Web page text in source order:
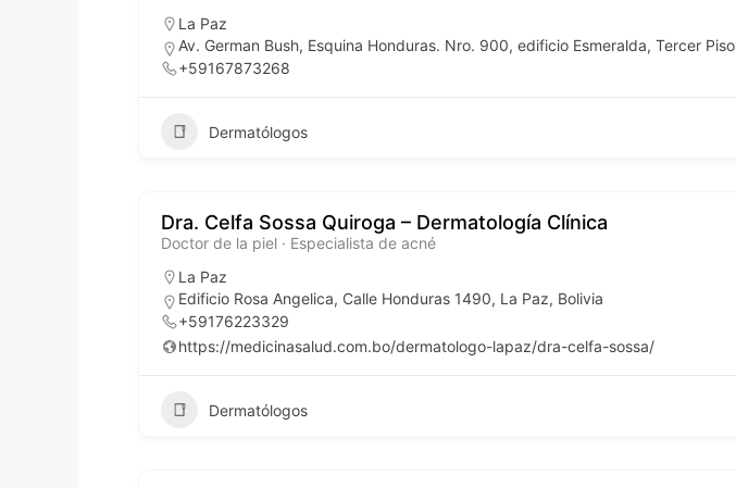
La Paz
Av. German Bush, Esquina Honduras. Nro. 900, edificio Esmeralda, Tercer Piso
+59167873268
Dermatólogos
Dra. Celfa Sossa Quiroga – Dermatología Clínica
Doctor de la piel · Especialista de acné
La Paz
Edificio Rosa Angelica, Calle Honduras 1490, La Paz, Bolivia
+59176223329
https://medicinasalud.com.bo/dermatologo-lapaz/dra-celfa-sossa/
Dermatólogos